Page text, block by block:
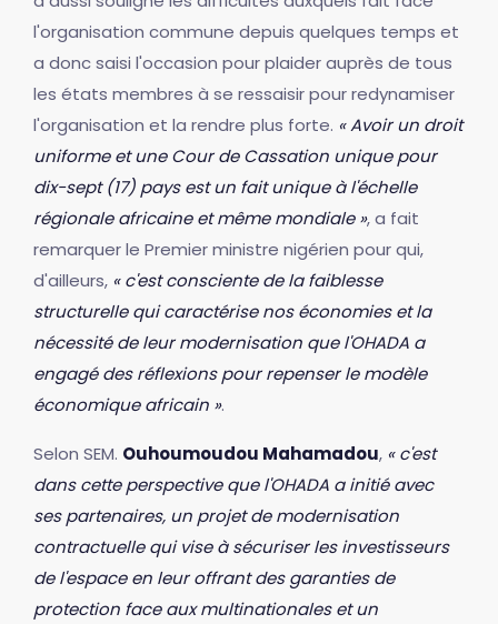
l'organisation commune depuis quelques temps et
a donc saisi l'occasion pour plaider auprès de tous
les états membres à se ressaisir pour redynamiser
l'organisation et la rendre plus forte. « Avoir un droit
uniforme et une Cour de Cassation unique pour
dix-sept (17) pays est un fait unique à l'échelle
régionale africaine et même mondiale », a fait
remarquer le Premier ministre nigérien pour qui,
d'ailleurs, « c'est consciente de la faiblesse
structurelle qui caractérise nos économies et la
nécessité de leur modernisation que l'OHADA a
engagé des réflexions pour repenser le modèle
économique africain ».
Selon SEM. Ouhoumoudou Mahamadou, « c'est
dans cette perspective que l'OHADA a initié avec
ses partenaires, un projet de modernisation
contractuelle qui vise à sécuriser les investisseurs
de l'espace en leur offrant des garanties de
protection face aux multinationales et un